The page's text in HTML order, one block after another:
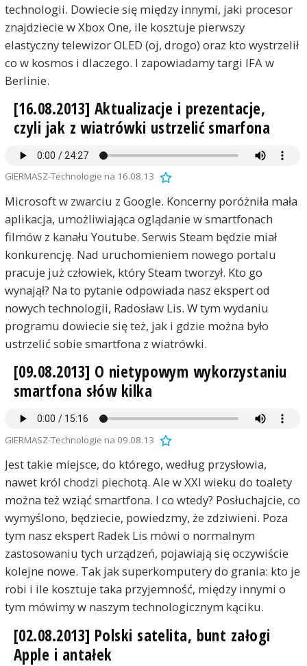
technologii. Dowiecie się między innymi, jaki procesor
znajdziecie w Xbox One, ile kosztuje pierwszy
elastyczny telewizor OLED (oj, drogo) oraz kto wystrzelił
co w kosmos i dlaczego. I zapowiadamy targi IFA w
Berlinie.
[16.08.2013] Aktualizacje i prezentacje,
czyli jak z wiatrówki ustrzelić smarfona
GIERMASZ-Technologie na 16.08.13
Microsoft w zwarciu z Google. Koncerny poróżniła mała
aplikacja, umożliwiająca oglądanie w smartfonach
filmów z kanału Youtube. Serwis Steam będzie miał
konkurencję. Nad uruchomieniem nowego portalu
pracuje już człowiek, który Steam tworzył. Kto go
wynajął? Na to pytanie odpowiada nasz ekspert od
nowych technologii, Radosław Lis. W tym wydaniu
programu dowiecie się też, jak i gdzie można było
ustrzelić sobie smartfona z wiatrówki.
[09.08.2013] O nietypowym wykorzystaniu
smartfona słów kilka
GIERMASZ-Technologie na 09.08.13
Jest takie miejsce, do którego, według przysłowia,
nawet król chodzi piechotą. Ale w XXI wieku do toalety
można też wziąć smartfona. I co wtedy? Posłuchajcie, co
wymyślono, będziecie, powiedzmy, że zdziwieni. Poza
tym nasz ekspert Radek Lis mówi o normalnym
zastosowaniu tych urządzeń, pojawiają się oczywiście
kolejne nowe. Tak jak superkomputery do grania: kto je
robi i ile kosztuje taka przyjemność, między innymi o
tym mówimy w naszym technologicznym kąciku.
[02.08.2013] Polski satelita, bunt załogi
Apple i antałek